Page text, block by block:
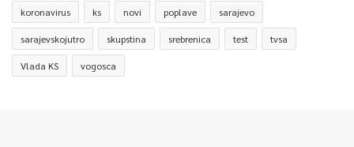
koronavirus ks novi poplave sarajevo
sarajevskojutro skupstina srebrenica test tvsa
Vlada KS vogosca